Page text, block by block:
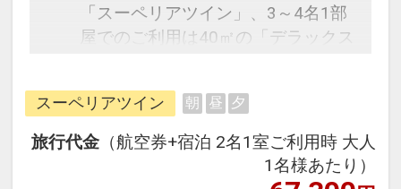
「スーペリアツイン」、3～4名1部
屋でのご利用は40㎡の「デラックス
往復の航空券と宿泊がセットになっ
たスタンダードな＜食事無し＞プラ
ンです。フライトと宿泊を自由に組
み合わせできるダイナミックパッケ
スーペリアツイン 朝 昼 夕
旅行代金 （航空券+宿泊 2名1室ご利用時 大人
1名様あたり）